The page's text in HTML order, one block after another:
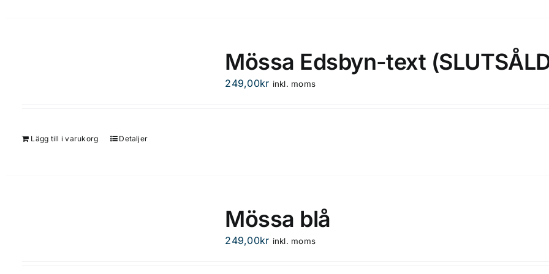
Mössa Edsbyn-text
249,00kr inkl. moms
Lägg till i varukorg Detaljer
Mössa blå
249,00kr inkl. moms